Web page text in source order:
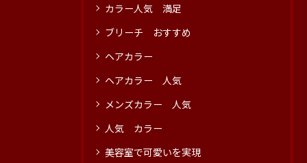
カラー人気 満足
ブリーチ おすすめ
ヘアカラー
ヘアカラー 人気
メンズカラー 人気
人気 カラー
美容室で可愛いを実現